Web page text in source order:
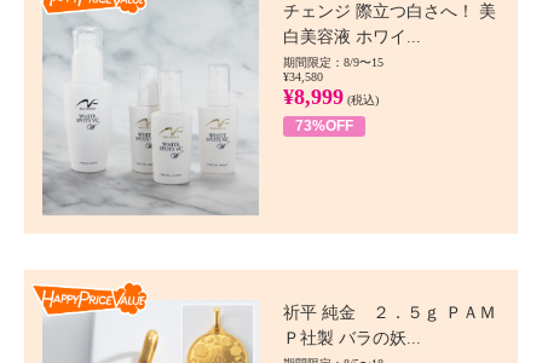
チェンジ 際立つ白さへ！ 美
白美容液 ホワイ...
期間限定：8/9〜15
¥34,580
¥8,999 (税込)
73%OFF
祈平 純金 ２．５ｇ ＰＡＭ
Ｐ社製 バラの妖...